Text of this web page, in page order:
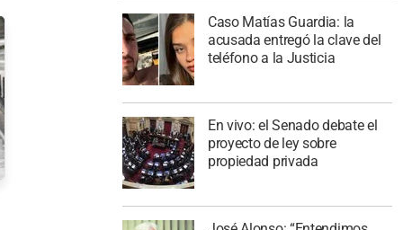
Caso Matías Guardia: la
acusada entregó la clave del
teléfono a la Justicia
En vivo: el Senado debate el
proyecto de ley sobre
propiedad privada